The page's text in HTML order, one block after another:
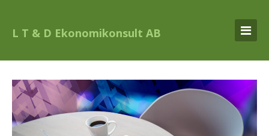
L T & D Ekonomikonsult AB